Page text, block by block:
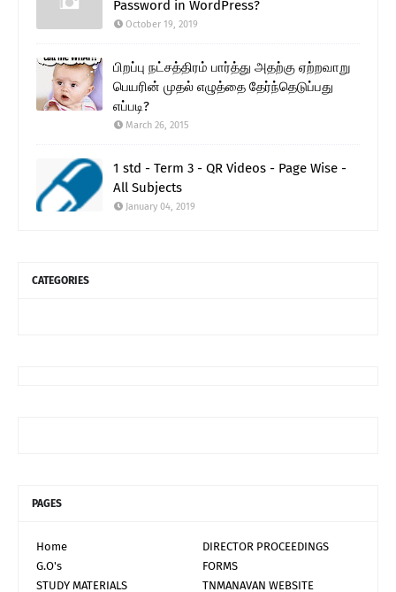
Password in WordPress?
October 19, 2019
பிறப்பு நட்சத்திரம் பார்த்து அதற்கு ஏற்றவாறு
பெயரின் முதல் எழுத்தை தேர்ந்தெடுப்பது
எப்படி?
March 26, 2015
1 std - Term 3 - QR Videos - Page Wise -
All Subjects
January 04, 2019
CATEGORIES
PAGES
Home
DIRECTOR PROCEEDINGS
G.O's
FORMS
STUDY MATERIALS
TNMANAVAN WEBSITE